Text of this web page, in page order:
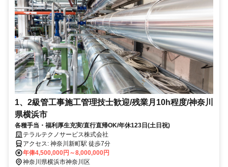
1、2級管工事施工管理技士歓迎/残業月10h程度/神奈川
県横浜市
各種手当・福利厚生充実/直行直帰OK/年休123日(土日祝)
テラルテクノサービス株式会社
アクセス: 神奈川新町駅 徒歩7分
年俸4,500,000円～8,000,000円
神奈川県横浜市神奈川区